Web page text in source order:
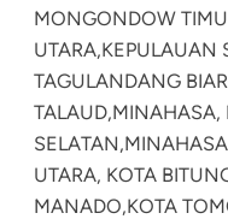
MONGONDOW
UTARA,KEPULAUAN
TAGULANDANG
TALAUD,MINAHASA,
SELATAN,
UTARA, KOTA
MANADO,KOTA